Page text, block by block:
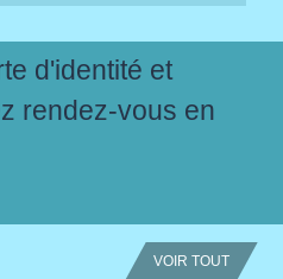
d'identité et
rendez-vous en
VOIR TOUT